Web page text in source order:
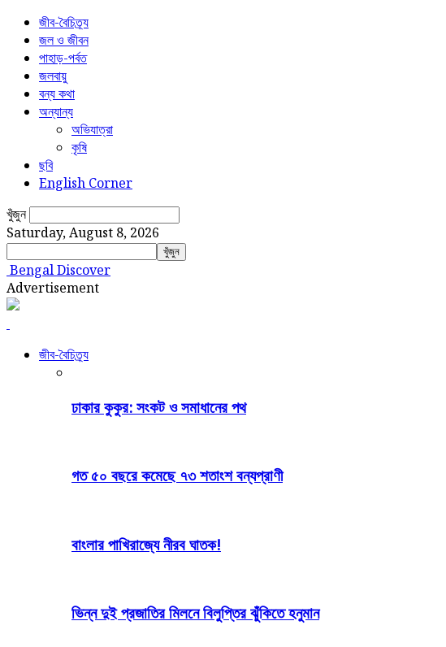
জীব-বৈচিত্র্য
জল ও জীবন
পাহাড়-পর্বত
জলবায়ু
বন্য কথা
অন্যান্য
অভিযাত্রা
কৃষি
ছবি
English Corner
খুঁজুন
Saturday, August 8, 2026
Bengal Discover
Advertisement
জীব-বৈচিত্র্য
ঢাকার কুকুর: সংকট ও সমাধানের পথ
গত ৫০ বছরে কমেছে ৭৩ শতাংশ বন্যপ্রাণী
বাংলার পাখিরাজ্যে নীরব ঘাতক!
ভিন্ন দুই প্রজাতির মিলনে বিলুপ্তির ঝুঁকিতে হনুমান